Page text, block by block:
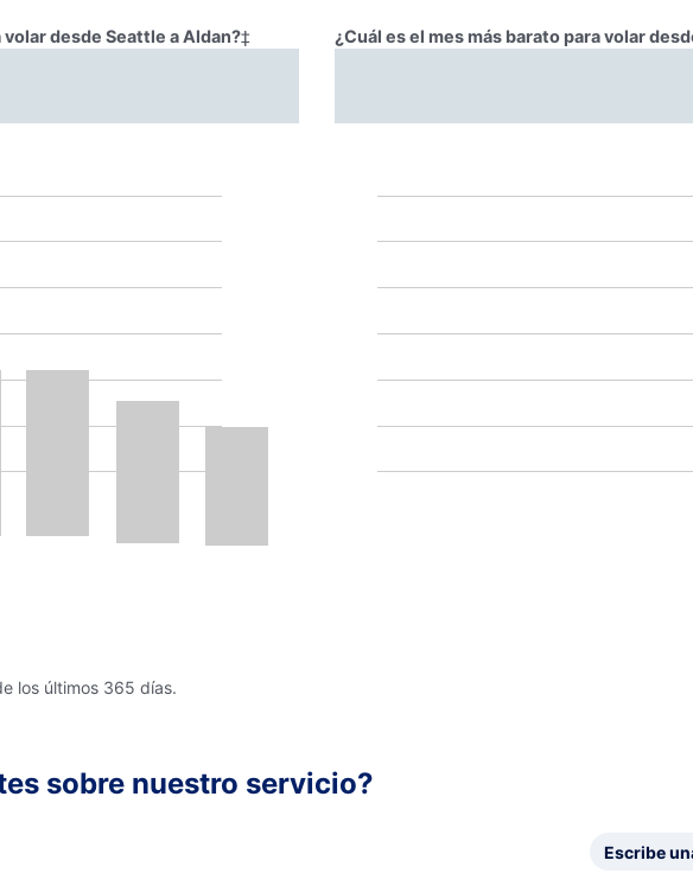
volar desde Seattle a Aldan?‡ ¿Cuál es el mes más barato para volar
los últimos 365 días.
sobre nuestro servicio?
Escribe